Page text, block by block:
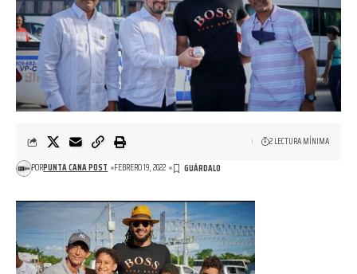
PORPUNTA CANA POST FEBRERO 19, 2022
2 LECTURA MÍNIMA